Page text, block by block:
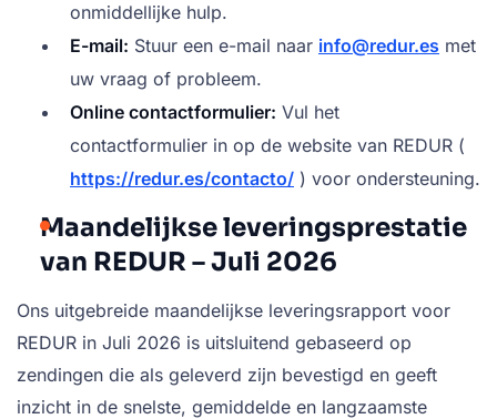
onmiddellijke hulp.
E-mail: Stuur een e-mail naar info@redur.es met
uw vraag of probleem.
Online contactformulier: Vul het
contactformulier in op de website van REDUR (
https://redur.es/contacto/ ) voor ondersteuning.
Maandelijkse leveringsprestatie
van REDUR – Juli 2026
Ons uitgebreide maandelijkse leveringsrapport voor
REDUR in Juli 2026 is uitsluitend gebaseerd op
zendingen die als geleverd zijn bevestigd en geeft
inzicht in de snelste, gemiddelde en langzaamste